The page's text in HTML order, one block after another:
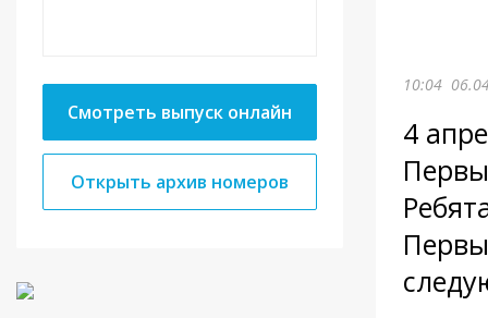
Смотреть выпуск онлайн
Открыть архив номеров
10:04
4